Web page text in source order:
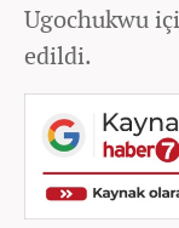
Ugochukwu
edildi.